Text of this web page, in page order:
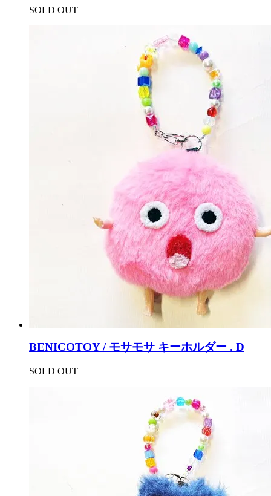
SOLD OUT
BENICOTOY / モサモサ キーホルダー . D
SOLD OUT